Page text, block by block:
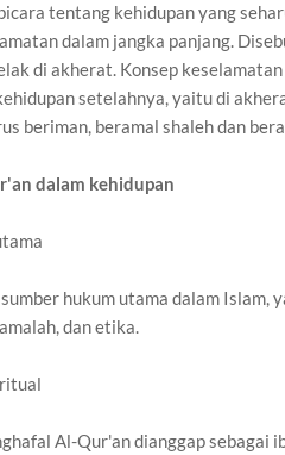
tentang kehidupan yang
dalam jangka panjang.
di akherat. Konsep
setelahnya, yaitu di
beriman, beramal shaleh dan
dalam kehidupan
hukum utama dalam Islam,
dan etika.
Al-Qur'an dianggap sebagai